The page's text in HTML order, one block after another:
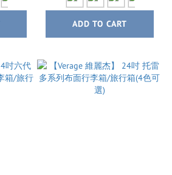
ADD TO CART